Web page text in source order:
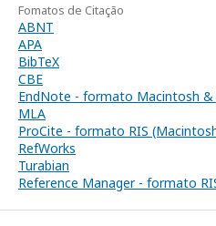
Fomatos de Citação
ABNT
APA
BibTeX
CBE
EndNote - formato Macintosh &
MLA
ProCite - formato RIS
RefWorks
Turabian
Reference Manager - formato